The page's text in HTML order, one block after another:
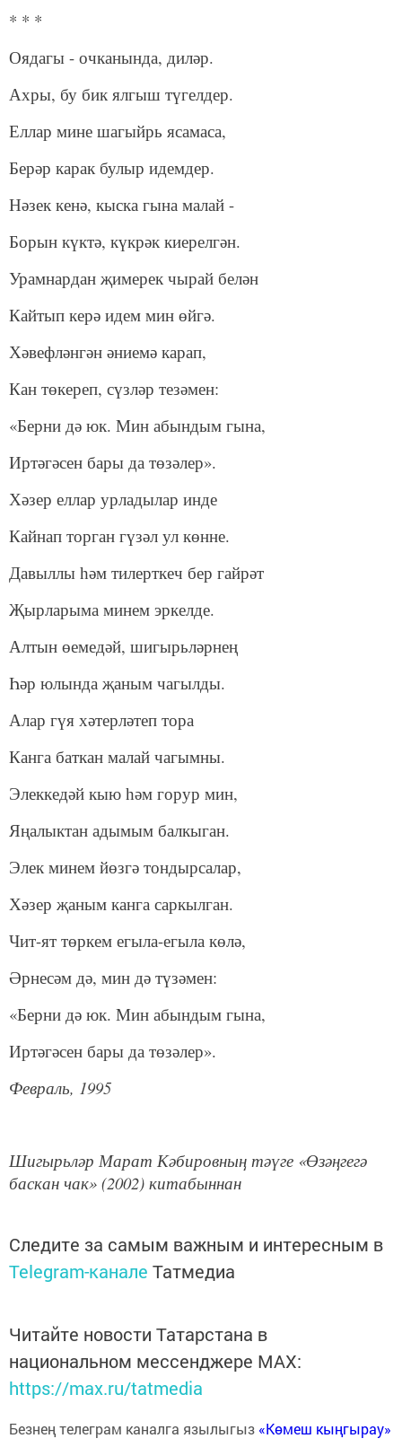
* * *
Оядагы - очканында, диләр.
Ахры, бу бик ялгыш түгелдер.
Еллар мине шагыйрь ясамаса,
Берәр карак булыр идемдер.
Нәзек кенә, кыска гына малай -
Борын күктә, күкрәк киерелгән.
Урамнардан җимерек чырай белән
Кайтып керә идем мин өйгә.
Хәвефләнгән әниемә карап,
Кан төкереп, сүзләр тезәмен:
«Берни дә юк. Мин абындым гына,
Иртәгәсен бары да төзәлер».
Хәзер еллар урладылар инде
Кайнап торган гүзәл ул көнне.
Давыллы һәм тилерткеч бер гайрәт
Җырларыма минем эркелде.
Алтын өемедәй, шигырьләрнең
Һәр юлында җаным чагылды.
Алар гүя хәтерләтеп тора
Канга баткан малай чагымны.
Элеккедәй кыю һәм горур мин,
Яңалыктан адымым балкыган.
Элек минем йөзгә тондырсалар,
Хәзер җаным канга саркылган.
Чит-ят төркем егыла-егыла көлә,
Әрнесәм дә, мин дә түзәмен:
«Берни дә юк. Мин абындым гына,
Иртәгәсен бары да төзәлер».
Февраль, 1995
Шигырьләр Марат Кәбировның тәүге «Өзәңгегә
баскан чак» (2002) китабыннан
Следите за самым важным и интересным в
Telegram-канале Татмедиа
Читайте новости Татарстана в
национальном мессенджере MАХ:
https://max.ru/tatmedia
Безнең телеграм каналга язылыгыз «Көмеш кыңгырау»